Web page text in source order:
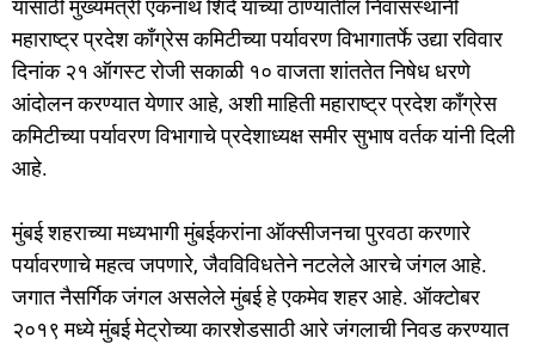
यासाठी मुख्यमंत्री एकनाथ शिंदे यांच्या ठाण्यातील निवासस्थानी
महाराष्ट्र प्रदेश काँग्रेस कमिटीच्या पर्यावरण विभागातर्फे उद्या रविवार
दिनांक २१ ऑगस्ट रोजी सकाळी १० वाजता शांततेत निषेध धरणे
आंदोलन करण्यात येणार आहे, अशी माहिती महाराष्ट्र प्रदेश काँग्रेस
कमिटीच्या पर्यावरण विभागाचे प्रदेशाध्यक्ष समीर सुभाष वर्तक यांनी दिली
आहे.
मुंबई शहराच्या मध्यभागी मुंबईकरांना ऑक्सीजनचा पुरवठा करणारे
पर्यावरणाचे महत्व जपणारे, जैवविविधतेने नटलेले आरचे जंगल आहे.
जगात नैसर्गिक जंगल असलेले मुंबई हे एकमेव शहर आहे. ऑक्टोबर
२०१९ मध्ये मुंबई मेट्रोच्या कारशेडसाठी आरे जंगलाची निवड करण्यात